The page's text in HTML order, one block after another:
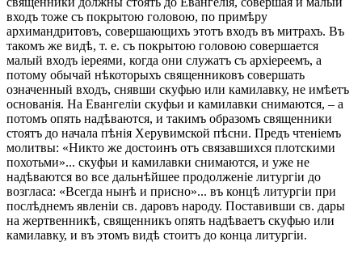
входъ тоже съ покрытою головою, по примѣру
архимандритовъ, совершающихъ этотъ входъ въ митрахъ. Въ
такомъ же видѣ, т. е. съ покрытою головою совершается
малый входъ іереями, когда они служатъ съ архіереемъ, а
потому обычай нѣкоторыхъ священниковъ совершать
означенный входъ, снявши скуфью или камилавку, не имѣетъ
основанія. На Евангеліи скуфьи и камилавки снимаются, – а
потомъ опять надѣваются, и такимъ образомъ священники
стоятъ до начала пѣнія Херувимской пѣсни. Предъ чтеніемъ
молитвы: «Никто жe достоинъ отъ связавшихся плотскими
похотьми»... скуфьи и камилавки снимаются, и уже не
надѣваются во все дальнѣйшее продолженіе литургіи до
возгласа: «Всегда нынѣ и присно»... въ концѣ литургіи при
послѣднемъ явленіи св. даровъ народу. Поставивши св. дары
на жертвенникѣ, священникъ опять надѣваетъ скуфью или
камилавку, и въ этомъ видѣ стоитъ до конца литургіи.